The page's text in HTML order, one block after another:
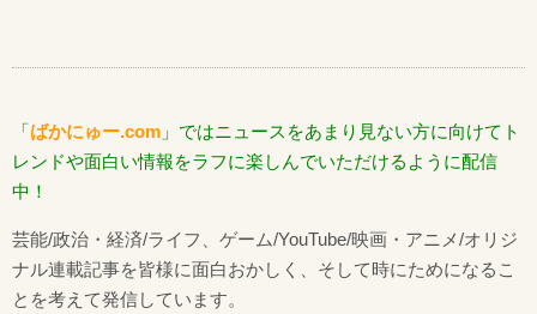
「ばかにゅー.com 」ではニュースをあまり見ない方に向けてト
レンドや面白い情報をラフに楽しんでいただけるように配信
中！
芸能/政治・経済/ライフ、ゲーム/YouTube/映画・アニメ/オリジ
ナル連載記事を皆様に面白おかしく、そして時にためになるこ
とを考えて発信しています。